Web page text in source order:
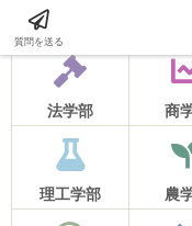
2026年度の質問受
法学部 商
理工学部 農
質問を送る